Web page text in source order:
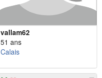
vallam62
51 ans
Calais